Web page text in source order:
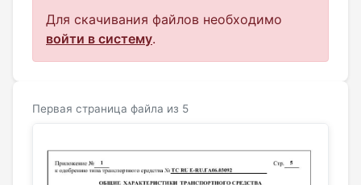
Для скачивания файлов необходимо
войти в систему.
Первая страница файла из 5